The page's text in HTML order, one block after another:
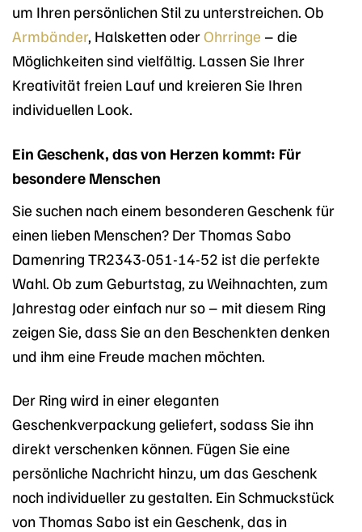
um Ihren persönlichen Stil zu unterstreichen. Ob
Armbänder, Halsketten oderOhrringe – die
Möglichkeiten sind vielfältig. Lassen Sie Ihrer
Kreativität freien Lauf und kreieren Sie Ihren
individuellen Look.
Ein Geschenk, das von Herzen kommt: Für
besondere Menschen
Sie suchen nach einem besonderen Geschenk für
einen lieben Menschen? Der Thomas Sabo
Damenring TR2343-051-14-52 ist die perfekte
Wahl. Ob zum Geburtstag, zu Weihnachten, zum
Jahrestag oder einfach nur so – mit diesem Ring
zeigen Sie, dass Sie an den Beschenkten denken
und ihm eine Freude machen möchten.
Der Ring wird in einer eleganten
Geschenkverpackung geliefert, sodass Sie ihn
direkt verschenken können. Fügen Sie eine
persönliche Nachricht hinzu, um das Geschenk
noch individueller zu gestalten. Ein Schmuckstück
von Thomas Sabo ist ein Geschenk, das in